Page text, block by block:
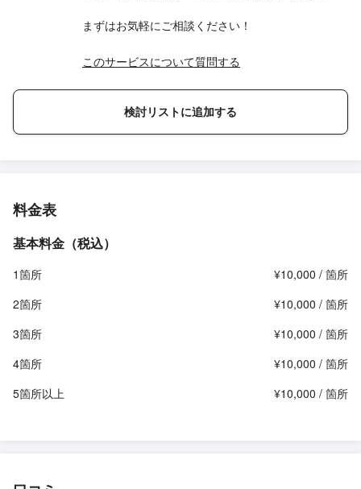
まずはお気軽にご相談ください！
このサービスについて質問する
検討リストに追加する
料金表
基本料金（税込）
1箇所
¥10,000 / 箇所
2箇所
¥10,000 / 箇所
3箇所
¥10,000 / 箇所
4箇所
¥10,000 / 箇所
5箇所以上
¥10,000 / 箇所